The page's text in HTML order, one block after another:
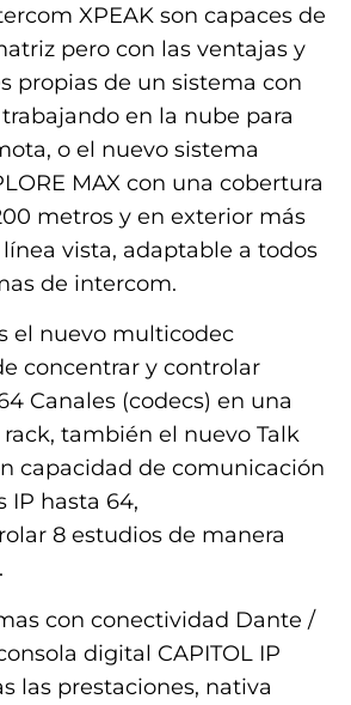
XPEAK son capaces de
pero con las ventajas y
propias de un sistema con
en la nube para
o el nuevo sistema
MAX con una cobertura
metros y en exterior más
vista, adaptable a todos
de intercom.
el nuevo multicodec
concentrar y controlar
Canales (codecs) en una
también el nuevo Talk
capacidad de comunicación
IP hasta 64,
8 estudios de manera
con conectividad Dante /
digital CAPITOL IP
las prestaciones, nativa